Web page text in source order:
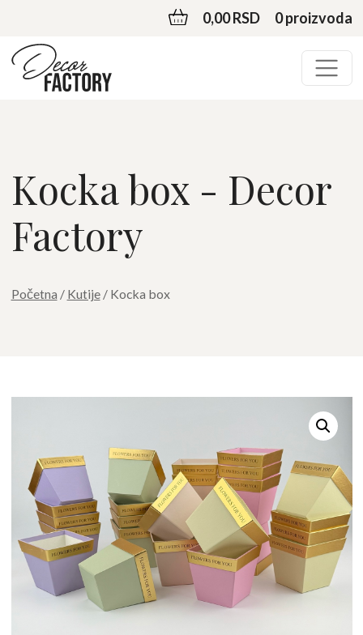
0,00 RSD 0 proizvoda
Kocka box - Decor
Factory
Početna / Kutije/ Kocka box